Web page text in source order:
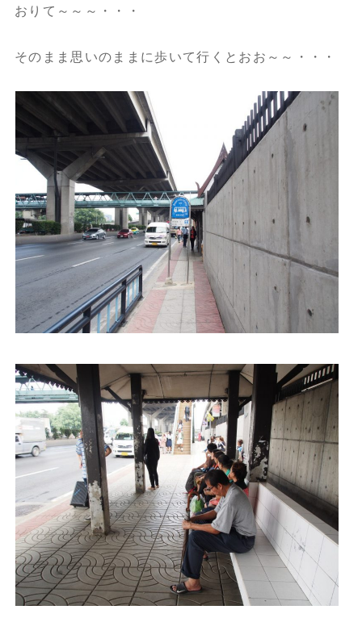
おりて～～～・・・
そのまま思いのままに歩いて行くとおお～～・・・